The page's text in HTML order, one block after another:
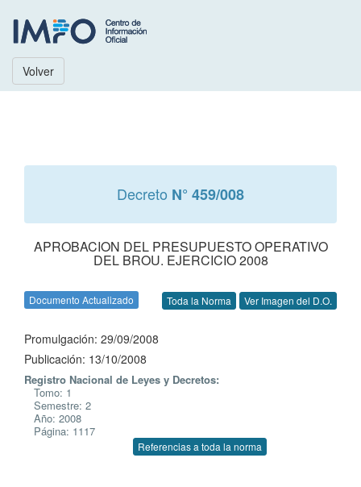
Volver
Decreto N° 459/008
APROBACION DEL PRESUPUESTO OPERATIVO
DEL BROU. EJERCICIO 2008
Documento Actualizado Toda la Norma Ver Imagen del D.O.
Promulgación: 29/09/2008
Publicación: 13/10/2008
Registro Nacional de Leyes y Decretos:
Tomo: 1
Semestre: 2
Año: 2008
Página: 1117
Referencias a toda la norma